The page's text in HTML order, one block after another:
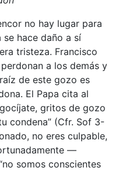
no hay lugar para
hace daño a sí
tristeza. Francisco
a los demás y
de este gozo es
El Papa cita al
gritos de gozo
condena” (Cfr. Sof 3-
no eres culpable,
—
somos conscientes